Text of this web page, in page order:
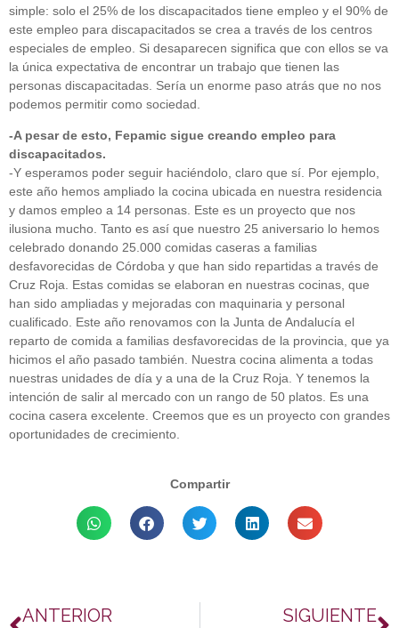
simple: solo el 25% de los discapacitados tiene empleo y el 90% de
este empleo para discapacitados se crea a través de los centros
especiales de empleo. Si desaparecen significa que con ellos se va
la única expectativa de encontrar un trabajo que tienen las
personas discapacitadas. Sería un enorme paso atrás que no nos
podemos permitir como sociedad.
-A pesar de esto, Fepamic sigue creando empleo para
discapacitados.
-Y esperamos poder seguir haciéndolo, claro que sí. Por ejemplo,
este año hemos ampliado la cocina ubicada en nuestra residencia
y damos empleo a 14 personas. Este es un proyecto que nos
ilusiona mucho. Tanto es así que nuestro 25 aniversario lo hemos
celebrado donando 25.000 comidas caseras a familias
desfavorecidas de Córdoba y que han sido repartidas a través de
Cruz Roja. Estas comidas se elaboran en nuestras cocinas, que
han sido ampliadas y mejoradas con maquinaria y personal
cualificado. Este año renovamos con la Junta de Andalucía el
reparto de comida a familias desfavorecidas de la provincia, que ya
hicimos el año pasado también. Nuestra cocina alimenta a todas
nuestras unidades de día y a una de la Cruz Roja. Y tenemos la
intención de salir al mercado con un rango de 50 platos. Es una
cocina casera excelente. Creemos que es un proyecto con grandes
oportunidades de crecimiento.
Compartir
ANTERIOR SIGUIENTE